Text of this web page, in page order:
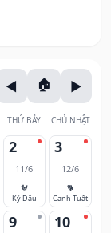
THỨ BẢY CHỦ NHẬT
2
11/6
🐓
Kỷ Dậu
3
12/6
🐕
Canh Tuất
9 10